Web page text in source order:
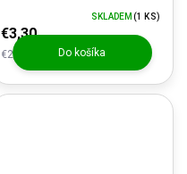
€2,95 bez DPH
€3,30
SKLADEM (1 KS)
Do košíka